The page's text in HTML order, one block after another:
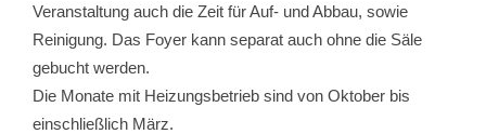
Veranstaltung auch die Zeit für Auf- und Abbau, sowie
Reinigung. Das Foyer kann separat auch ohne die Säle
gebucht werden.
Die Monate mit Heizungsbetrieb sind von Oktober bis
einschließlich März.